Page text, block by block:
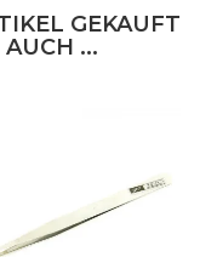
GEKAUFT
...